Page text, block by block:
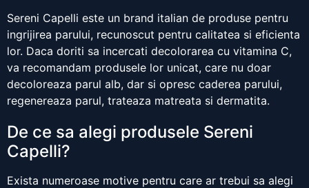
Sereni Capelli este un brand italian de produse pentru
ingrijirea parului, recunoscut pentru calitatea si eficienta
lor. Daca doriti sa incercati decolorarea cu vitamina C,
va recomandam produsele lor unicat, care nu doar
decoloreaza parul alb, dar si opresc caderea parului,
regenereaza parul, trateaza matreata si dermatita.
De ce sa alegi produsele Sereni
Capelli?
Exista numeroase motive pentru care ar trebui sa alegi